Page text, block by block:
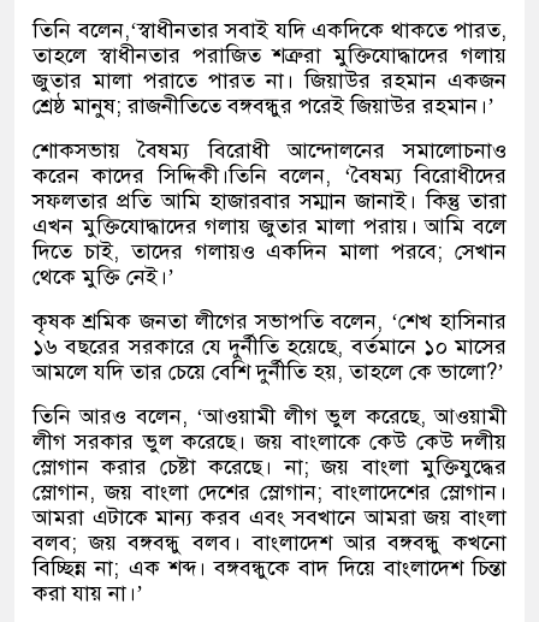
তিনি বলেন,‘স্বাধীনতার সবাই যদি একদিকে থাকতে পারত,
তাহলে স্বাধীনতার পরাজিত শত্রুরা মুক্তিযোদ্ধাদের গলায়
জুতার মালা পরাতে পারত না। জিয়াউর রহমান একজন
শ্রেষ্ঠ মানুষ; রাজনীতিতে বঙ্গবন্ধুর পরেই জিয়াউর রহমান।’
শোকসভায় বৈষম্য বিরোধী আন্দোলনের সমালোচনাও
করেন কাদের সিদ্দিকী।তিনি বলেন, ‘বৈষম্য বিরোধীদের
সফলতার প্রতি আমি হাজারবার সম্মান জানাই। কিন্তু তারা
এখন মুক্তিযোদ্ধাদের গলায় জুতার মালা পরায়। আমি বলে
দিতে চাই, তাদের গলায়ও একদিন মালা পরবে; সেখান
থেকে মুক্তি নেই।’
কৃষক শ্রমিক জনতা লীগের সভাপতি বলেন, ‘শেখ হাসিনার
১৬ বছরের সরকারে যে দুর্নীতি হয়েছে, বর্তমানে ১০ মাসের
আমলে যদি তার চেয়ে বেশি দুর্নীতি হয়, তাহলে কে ভালো?’
তিনি আরও বলেন, ‘আওয়ামী লীগ ভুল করেছে, আওয়ামী
লীগ সরকার ভুল করেছে। জয় বাংলাকে কেউ কেউ দলীয়
স্লোগান করার চেষ্টা করেছে। না; জয় বাংলা মুক্তিযুদ্ধের
স্লোগান, জয় বাংলা দেশের স্লোগান; বাংলাদেশের স্লোগান।
আমরা এটাকে মান্য করব এবং সবখানে আমরা জয় বাংলা
বলব; জয় বঙ্গবন্ধু বলব। বাংলাদেশ আর বঙ্গবন্ধু কখনো
বিচ্ছিন্ন না; এক শব্দ। বঙ্গবন্ধুকে বাদ দিয়ে বাংলাদেশ চিন্তা
করা যায় না।’